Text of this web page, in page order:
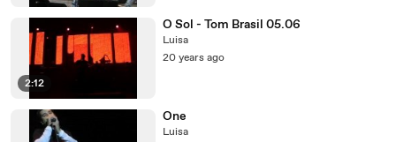
2:12
O Sol - Tom Brasil 05.06
Luisa
20 years ago
One
Luisa